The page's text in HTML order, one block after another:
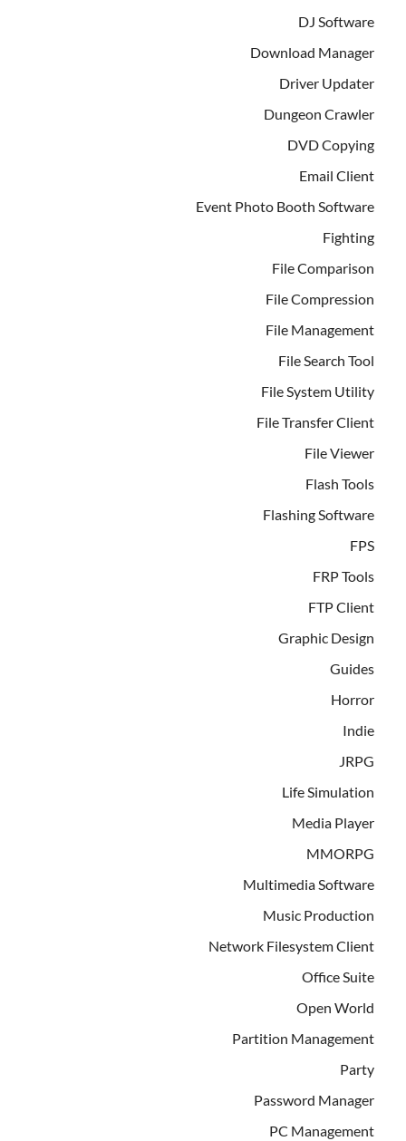
DJ Software
Download Manager
Driver Updater
Dungeon Crawler
DVD Copying
Email Client
Event Photo Booth Software
Fighting
File Comparison
File Compression
File Management
File Search Tool
File System Utility
File Transfer Client
File Viewer
Flash Tools
Flashing Software
FPS
FRP Tools
FTP Client
Graphic Design
Guides
Horror
Indie
JRPG
Life Simulation
Media Player
MMORPG
Multimedia Software
Music Production
Network Filesystem Client
Office Suite
Open World
Partition Management
Party
Password Manager
PC Management